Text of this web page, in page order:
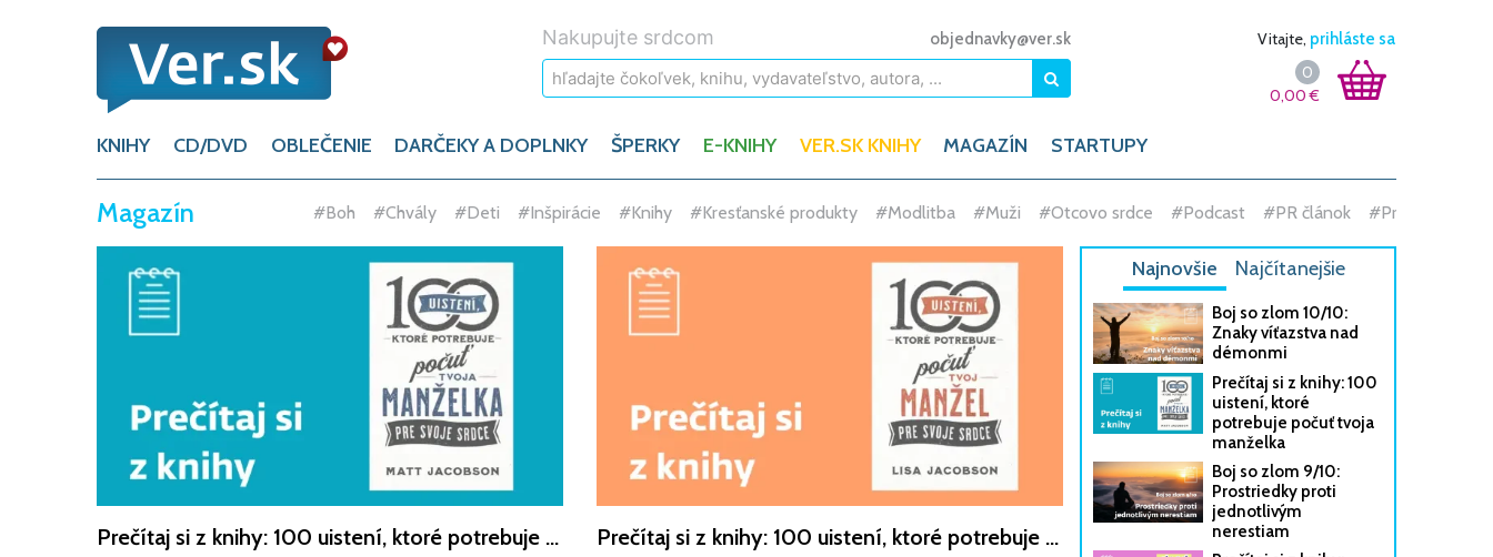
Nakupujte srdcom objednavky@ver.sk Vitajte, prihláste sa
0
0,00€
KNIHY CD/DVD OBLEČENIE DARČEKY A DOPLNKY ŠPERKY E-KNIHY VER.SK KNIHY MAGAZÍN STARTUPY
Magazín
#Ženy #Blogeri #Chvály #Deti #Inšpirácie #Knihy #Kresťanské produkty #Modlitba #Muži #Otcovo srdce #Podcast #PR článok #Príbeh/Svedectvo
Prečítaj si z knihy: 100 uistení, ktoré potrebuje počuť tvoja manželka Prečítaj si z knihy: 100 uistení, ktoré potrebuje počuť tvoj manžel
Najnovšie Najčítanejšie
Boj so zlom 10/10:
Znaky víťazstva nad
démonmi
Prečítaj si z knihy: 100
uistení, ktoré
potrebuje počuť tvoja
manželka
Boj so zlom 9/10:
Prostriedky proti
jednotlivým
nerestiam